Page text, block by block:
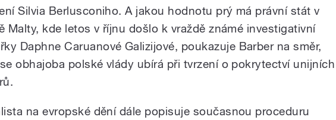
Silvia Berlusconiho. A jakou hodnotu prý má právní stát v
Malty, kde letos v říjnu došlo k vraždě známé investigativní
Daphne Caruanové Galizijové, poukazuje Barber na směr,
obhajoba polské vlády ubírá při tvrzení o pokrytectví unijních
na evropské dění dále popisuje současnou proceduru